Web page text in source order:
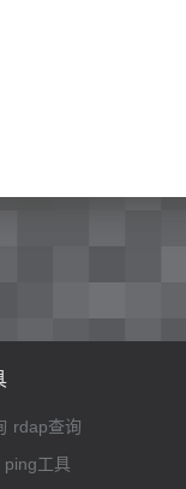
rdap查询
ping工具